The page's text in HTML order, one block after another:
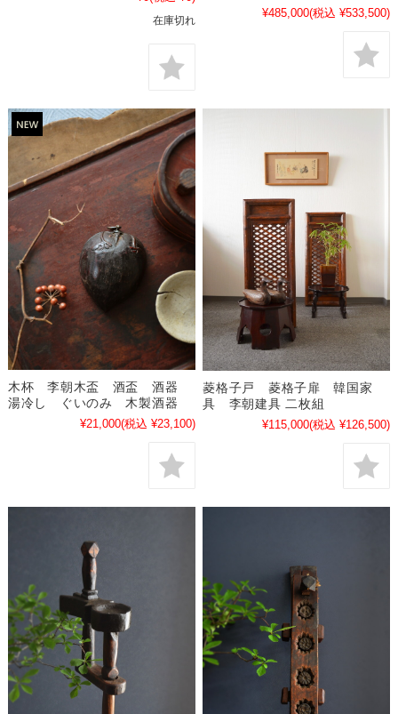
在庫切れ
¥485,000(税込 ¥533,500)
木杯 李朝木盃 酒盃 酒器
湯冷し ぐいのみ 木製酒器
¥21,000(税込 ¥23,100)
菱格子戸 菱格子扉 韓国家
具 李朝建具 二枚組
¥115,000(税込 ¥126,500)